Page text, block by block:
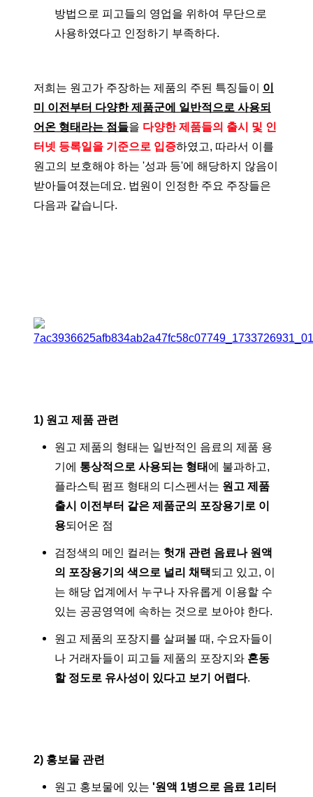
방법으로 피고들의 영업을 위하여 무단으로
사용하였다고 인정하기 부족하다.
저희는 원고가 주장하는 제품의 주된 특징들이 이
미 이전부터 다양한 제품군에 일반적으로 사용되
어온 형태라는 점들을 다양한 제품들의 출시 및 인
터넷 등록일을 기준으로 입증하였고, 따라서 이를
원고의 보호해야 하는 '성과 등'에 해당하지 않음이
받아들여졌는데요. 법원이 인정한 주요 주장들은
다음과 같습니다.
1) 원고 제품 관련
원고 제품의 형태는 일반적인 음료의 제품 용
기에 통상적으로 사용되는 형태 에 불과하고,
플라스틱 펌프 형태의 디스펜서는 원고 제품
출시 이전부터 같은 제품군의 포장용기로 이
용되어온 점
검정색의 메인 컬러는 헛개 관련 음료나 원액
의 포장용기의 색으로 널리 채택되고 있고, 이
는 해당 업계에서 누구나 자유롭게 이용할 수
있는 공공영역에 속하는 것으로 보아야 한다.
원고 제품의 포장지를 살펴볼 때, 수요자들이
나 거래자들이 피고들 제품의 포장지와 혼동
할 정도로 유사성이 있다고 보기 어렵다.
2) 홍보물 관련
원고 홍보물에 있는 '원액 1병으로 음료 1리터